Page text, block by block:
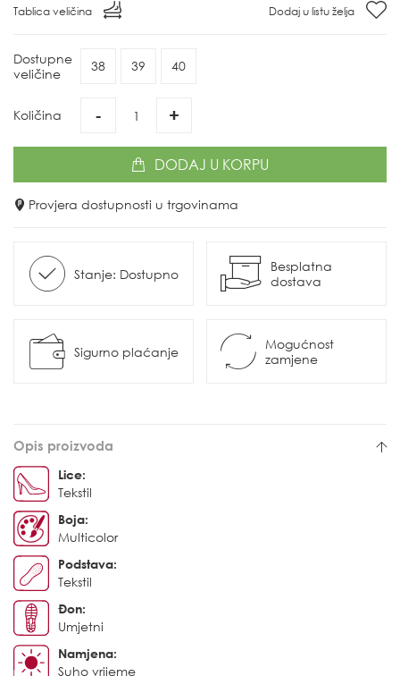
Tablica veličina Dodaj u listu želja
Dostupne
veličine
38 39 40
Količina - +
DODAJ U KORPU
Provjera dostupnosti u trgovinama
Stanje: Dostupno
Besplatna
dostava
Sigurno plaćanje
Mogućnost
zamjene
Opis proizvoda
Lice:
Tekstil
Boja:
Multicolor
Podstava:
Tekstil
Đon:
Umjetni
Namjena:
Suho vrijeme